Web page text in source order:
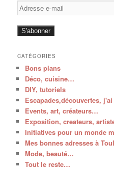
Adresse
e-
mail
S'abonner
CATÉGORIES
Bons plans
Déco, cuisine…
DIY, tutoriels
Escapades,découvertes,
Events, art, créateurs…
Exposition, createurs,
Initiatives pour un monde
Mes bonnes adresses à
Mode, beauté…
Tout le reste…